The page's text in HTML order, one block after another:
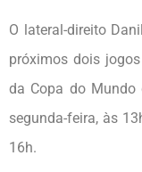
O lateral-direito
próximos dois
da Copa do Mundo
segunda-feira, às
16h.